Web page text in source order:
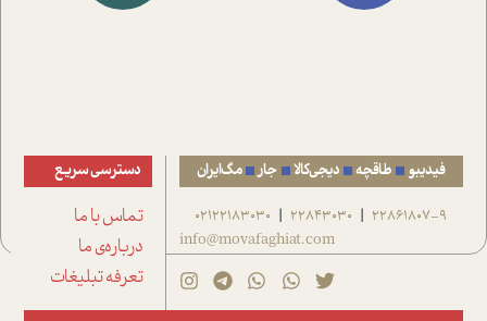
فیدیبو طاقچه دیجی‌کالا جار مگ‌ایران
22861807-9
|
22843030
|
02122183030
info@movafaghiat.com
دسترسی سریع
تماس با ما
درباره‌ی ما
تعرفه تبلیغات